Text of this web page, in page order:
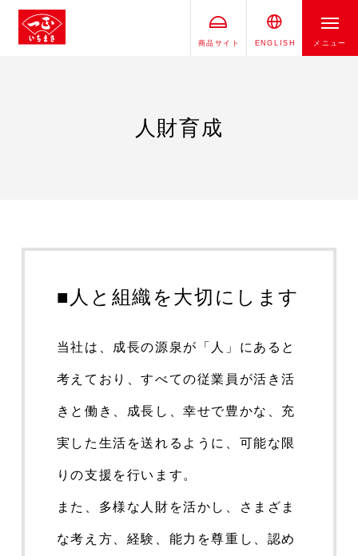
メニュー
商品サイト ENGLISH
人財育成
■人と組織を大切にします
当社は、成長の源泉が「人」にあると
考えており、すべての従業員が活き活
きと働き、成長し、幸せで豊かな、充
実した生活を送れるように、可能な限
りの支援を行います。
また、多様な人財を活かし、さまざま
な考え方、経験、能力を尊重し、認め